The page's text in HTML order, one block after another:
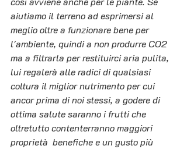
aiutiamo il terreno ad esprimersi al
meglio oltre a funzionare bene per
l'ambiente, quindi a non produrre CO2
ma a filtrarla per restituirci aria pulita,
lui regalerà alle radici di qualsiasi
coltura il miglior nutrimento per cui
ancor prima di noi stessi, a godere di
ottima salute saranno i frutti che
oltretutto contenterranno maggiori
proprietà  benefiche e un gusto più